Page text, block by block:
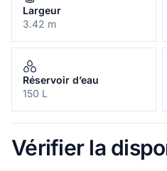
Largeur
3.42 m
Réservoir d’eau
150 L
Vérifier la